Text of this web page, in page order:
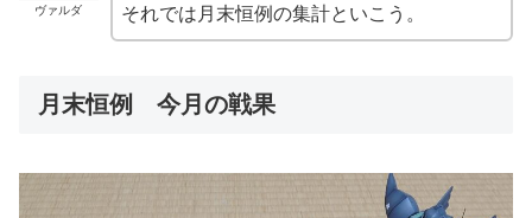
ヴァルダ
それでは月末恒例の集計といこう。
月末恒例 今月の戦果